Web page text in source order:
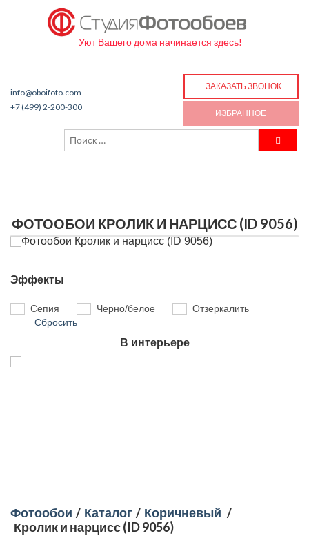
Уют Вашего дома начинается здесь!
info@oboifoto.com
+7 (499) 2-200-300
ЗАКАЗАТЬ ЗВОНОК
ИЗБРАННОЕ
ФОТООБОИ КРОЛИК И НАРЦИСС (ID 9056)
Эффекты
Сепия Черно/белое
Отзеркалить
Сбросить
В интерьере
Фотообои / Каталог / Коричневый /
Кролик и нарцисс (ID 9056)